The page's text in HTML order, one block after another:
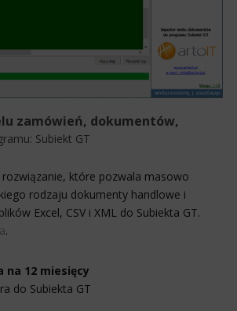
zamówień, dokumentów,
Subiekt GT
które pozwala masowo
rodzaju dokumenty handlowe i
Excel, CSV i XML do Subiekta GT.
.
na 12 miesięcy
do Subiekta GT